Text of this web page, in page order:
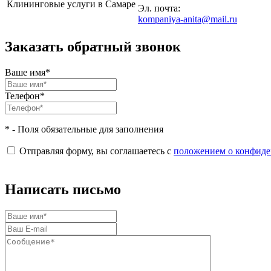
Клининговые услуги в Самаре Эл. почта:
kompaniya-anita@mail.ru
Заказать обратный звонок
Ваше имя*
Телефон*
* - Поля обязательные для заполнения
Отправляя форму, вы соглашаетесь с положением о
Написать письмо